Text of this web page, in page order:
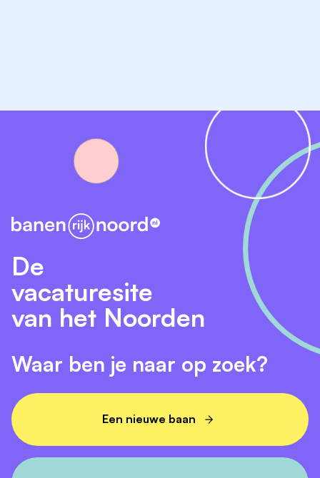
De
vacaturesite
van het Noorden
Waar ben je naar op zoek?
Een nieuwe baan